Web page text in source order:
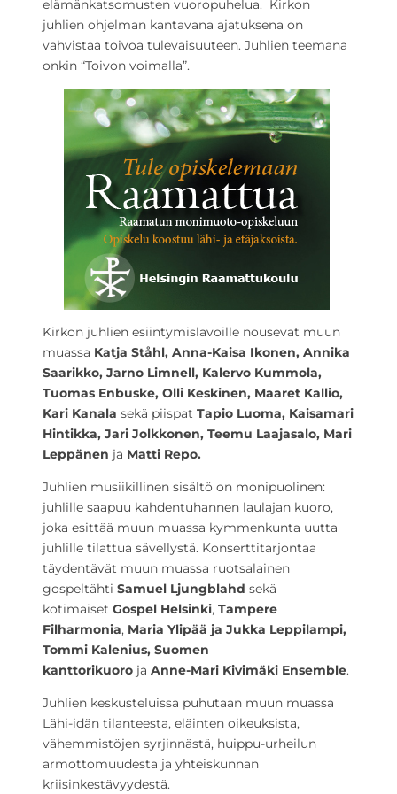
elämänkatsomusten vuoropuhelua. Kirkon
juhlien ohjelman kantavana ajatuksena on
vahvistaa toivoa tulevaisuuteen. Juhlien teemana
onkin “Toivon voimalla”.
Kirkon juhlien esiintymislavoille nousevat muun
muassa Katja Ståhl, Anna-Kaisa Ikonen, Annika
Saarikko, Jarno Limnell, Kalervo Kummola,
Tuomas Enbuske, Olli Keskinen, Maaret Kallio,
Kari Kanala sekä piispat Tapio Luoma, Kaisamari
Hintikka, Jari Jolkkonen, Teemu Laajasalo, Mari
Leppänen ja Matti Repo.
Juhlien musiikillinen sisältö on monipuolinen:
juhlille saapuu kahdentuhannen laulajan kuoro,
joka esittää muun muassa kymmenkunta uutta
juhlille tilattua sävellystä. Konserttitarjontaa
täydentävät muun muassa ruotsalainen
gospeltähti Samuel Ljungblahd sekä
kotimaiset Gospel Helsinki, Tampere
Filharmonia, Maria Ylipää ja Jukka Leppilampi,
Tommi Kalenius, Suomen
kanttorikuoro ja Anne-Mari Kivimäki Ensemble.
Juhlien keskusteluissa puhutaan muun muassa
Lähi-idän tilanteesta, eläinten oikeuksista,
vähemmistöjen syrjinnästä, huippu-urheilun
armottomuudesta ja yhteiskunnan
kriisinkestävyydestä.